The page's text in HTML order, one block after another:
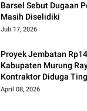
Barsel Sebut Dugaan
Masih Diselidiki
Juli 17, 2026
Proyek Jembatan
Kabupaten Murung
Kontraktor Diduga
April 08, 2026